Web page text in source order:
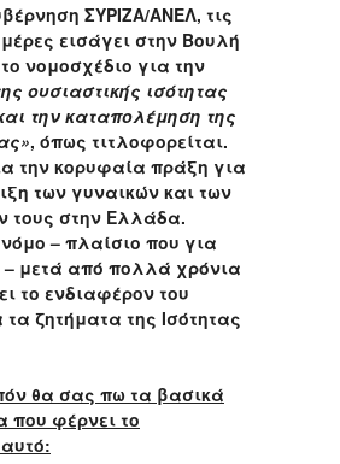
ΣΥΡΙΖΑ/ΑΝΕΛ, τις
εισάγει στην Βουλή
νομοσχέδιο για την
ουσιαστικής ισότητας
την καταπολέμηση της
, όπως τιτλοφορείται.
την κορυφαία πράξη για
των γυναικών και των
τους στην Ελλάδα.
– πλαίσιο που για
μετά από πολλά χρόνια
το ενδιαφέρον του
ζητήματα της Ισότητας
θα σας πω τα βασικά
που φέρνει το